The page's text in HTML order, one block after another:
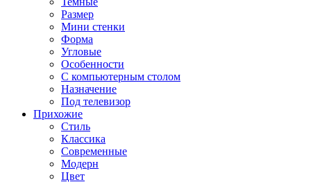
Размер
Мини стенки
Форма
Угловые
Особенности
С компьютерным столом
Назначение
Под телевизор
Прихожие
Стиль
Классика
Современные
Модерн
Цвет